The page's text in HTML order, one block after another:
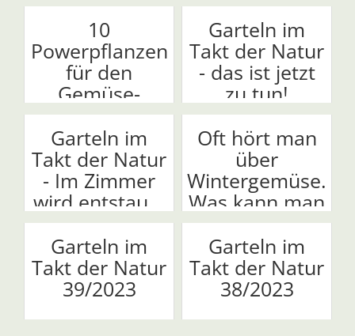
10
Powerpflanzen
für den
Gemüse-
Herbst
Garteln im
Takt der Natur
- das ist jetzt
zu tun!
Garteln im
Takt der Natur
- Im Zimmer
wird entstau...
Oft hört man
über
Wintergemüse.
Was kann man
um di...
Garteln im
Takt der Natur
39/2023
Garteln im
Takt der Natur
38/2023